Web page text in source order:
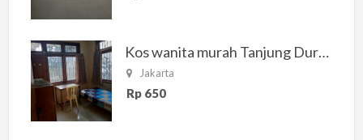
Kos wanita murah Tanjung Duren Jakarta Barat
Jakarta
Rp 650